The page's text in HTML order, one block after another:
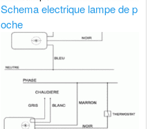
Schema electrique lampe de p
oche